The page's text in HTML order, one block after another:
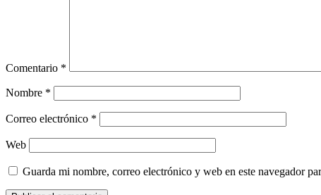
Comentario *
Nombre *
Correo electrónico *
Web
Guarda mi nombre, correo electrónico y web en este navegador